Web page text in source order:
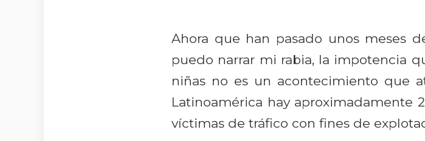
Ahora que han pasado unos meses
puedo narrar mi rabia, la impotencia
niñas no es un acontecimiento que
Latinoamérica hay aproximadamente
víctimas de tráfico con fines de